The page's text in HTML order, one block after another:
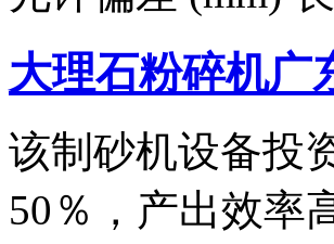
大理石粉碎机广
该制砂机设备投
50％，产出效率